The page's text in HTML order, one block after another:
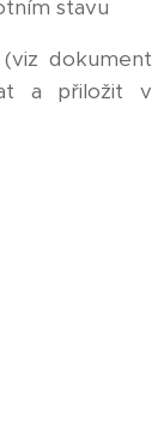
stavu
dokument
a přiložit v